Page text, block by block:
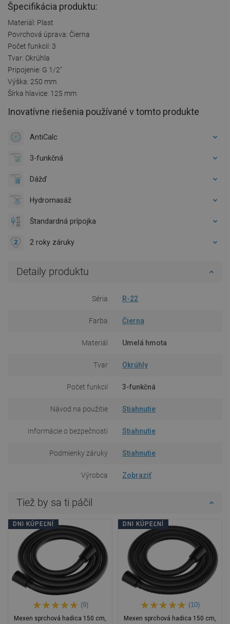
Špecifikácia produktu:
Materiál: Plast
Povrchová úprava: Čierna
Počet funkcií: 3
Tvar: Okrúhla
Pripojenie: G 1/2"
Výška: 250 mm
Šírka hlavice: 125 mm
Inovatívne riešenia používané v tomto produkte
AntiCalc
3-funkčná
Dážď
Hydromasáž
Štandardná prípojka
2 roky záruky
Detaily produktu
Séria R-22
Farba Čierna
Materiál Umelá hmota
Tvar Okrúhly
Počet funkcií 3-funkčná
Návod na použitie Stiahnutie
Informácie o bezpečnosti Stiahnutie
Podmienky záruky Stiahnutie
Výrobca Zobraziť
Tiež by sa ti páčil
DNI KÚPEĽNÍ
(9)
Mexen sprchová hadica 150 cm,
DNI KÚPEĽNÍ
(10)
Mexen sprchová hadica 150 cm,